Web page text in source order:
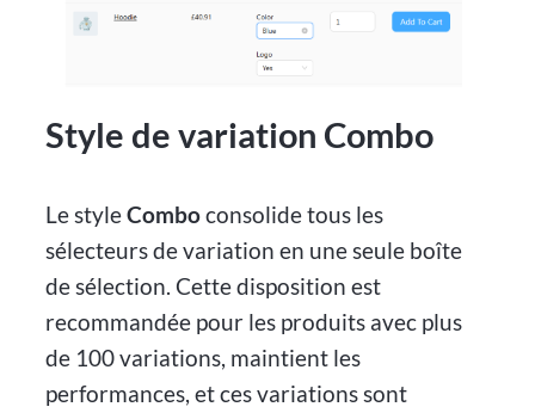
Style de variation Combo
Le styleComboconsolide tous les
sélecteurs de variation en une seule boîte
de sélection. Cette disposition est
recommandée pour les produits avec plus
de 100 variations, maintient les
performances, et ces variations sont